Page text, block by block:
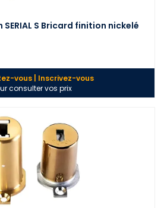
S Bricard finition nickelé
vous | Inscrivez-vous
consulter vos prix